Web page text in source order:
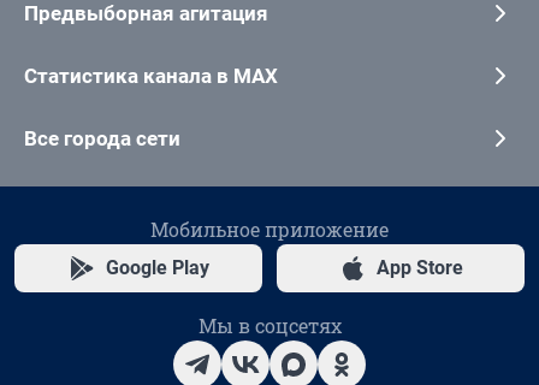
Предвыборная агитация
Статистика канала в MAX
Все города сети
Мобильное приложение
Google Play App Store
Мы в соцсетях